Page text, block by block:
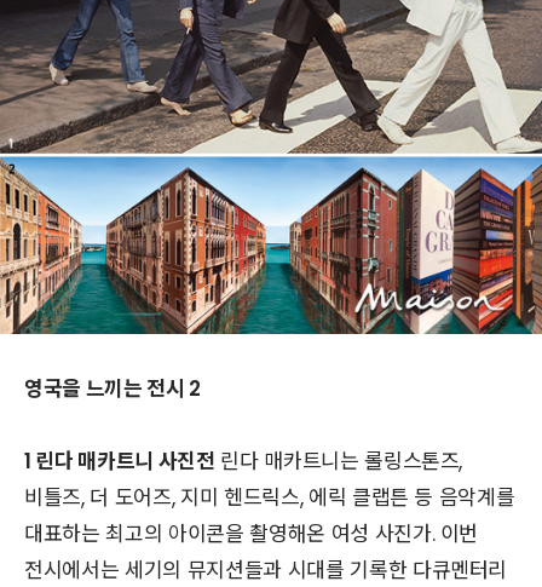
영국을 느끼는 전시 2
1 린다 매카트니 사진전 린다 매카트니는 롤링스톤즈,
비틀즈, 더 도어즈, 지미 헨드릭스, 에릭 클랩튼 등 음악계를
대표하는 최고의 아이콘을 촬영해온 여성 사진가. 이번
전시에서는 세기의 뮤지션들과 시대를 기록한 다큐멘터리